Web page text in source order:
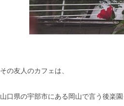
その友人のカフェは、
山口県の宇部市にある岡山で言う後楽園